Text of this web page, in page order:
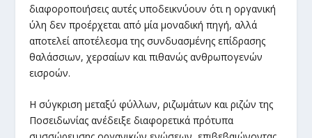
διαφοροποιήσεις αυτές υποδεικνύουν ότι η οργανική
ύλη δεν προέρχεται από μία μοναδική πηγή, αλλά
αποτελεί αποτέλεσμα της συνδυασμένης επίδρασης
θαλάσσιων, χερσαίων και πιθανώς ανθρωπογενών
εισροών.
Η σύγκριση μεταξύ φύλλων, ριζωμάτων και ριζών της
Ποσειδωνίας ανέδειξε διαφορετικά πρότυπα